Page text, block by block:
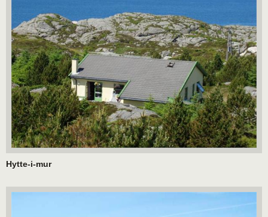
Hytte-i-mur